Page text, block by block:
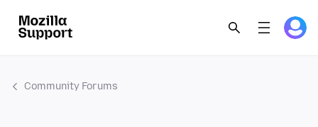
Community Forums